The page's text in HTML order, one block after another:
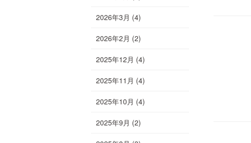
2026年3月 (4)
2026年2月 (2)
2025年12月 (4)
2025年11月 (4)
2025年10月 (4)
2025年9月 (2)